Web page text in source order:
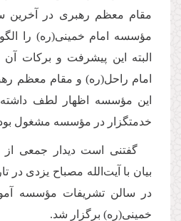
مقام معظم رهبری در آخرین
مؤسسه امام خمینی(ره) را
البته این پیشرفت و برکات
امام راحل(ره) و مقام معظم
این مؤسسه اظهار لطف
خدمتگزار در مؤسسه مشغول
گفتنی است دیدار جمعی از
در سالن تشریفات مؤسسه
خمینی(ره) برگزار شد.